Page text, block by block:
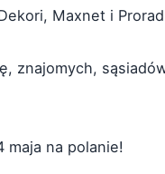
Maxnet i
znajomych,
maja na polanie!